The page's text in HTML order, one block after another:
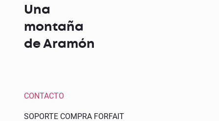
Una
montaña
de Aramón
CONTACTO
SOPORTE COMPRA FORFAIT